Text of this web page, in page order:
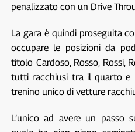
penalizzato con un Drive
La gara è quindi proseguita
occupare le posizioni da
titolo Cardoso, Rosso, Rossi,
tutti racchiusi tra il quarto e
trenino unico di vetture
L’unico ad avere un passo